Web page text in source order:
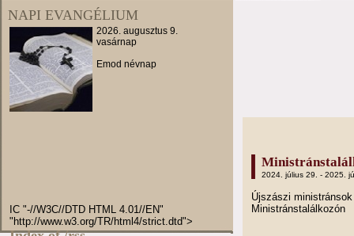
NAPI EVANGÉLIUM
2026. augusztus 9.
vasárnap
Emod névnap
IC "-//W3C//DTD HTML 4.01//EN"
"http://www.w3.org/TR/html4/strict.dtd">
2024. július 29. - 2025.
Újszászi
Ministránstalálkozón